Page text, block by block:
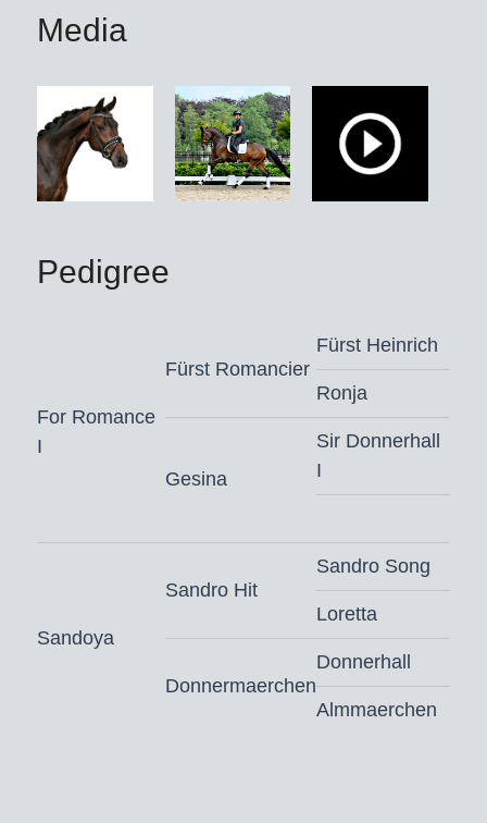
Media
Pedigree
For Romance
I
Fürst Romancier
Fürst Heinrich
Ronja
Gesina
Sir Donnerhall
I
Sandoya
Sandro Hit
Sandro Song
Loretta
Donnermaerchen
Donnerhall
Almmaerchen